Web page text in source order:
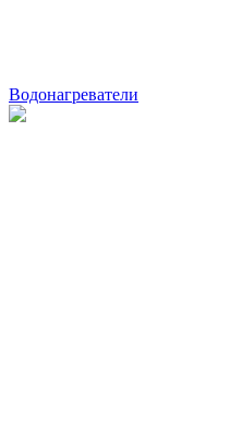
Водонагреватели